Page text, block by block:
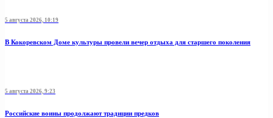
5 августа 2026, 10:19
В Кокоревском Доме культуры провели вечер отдыха для старшего поколения
5 августа 2026, 9:23
Российские воины продолжают традиции предков